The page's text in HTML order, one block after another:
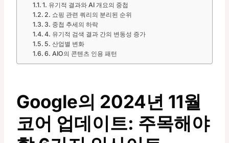
1. 유기적 결과와 AI 개요의 중첩
2. 쇼핑 관련 쿼리의 분리된 순위
3. 중첩 추세의 하락
4. 유기적 검색 결과 간의 변동성 증가
5. 산업별 변화
6. AIO의 콘텐츠 인용 패턴
Google의 2024년 11월
코어 업데이트: 주목해야